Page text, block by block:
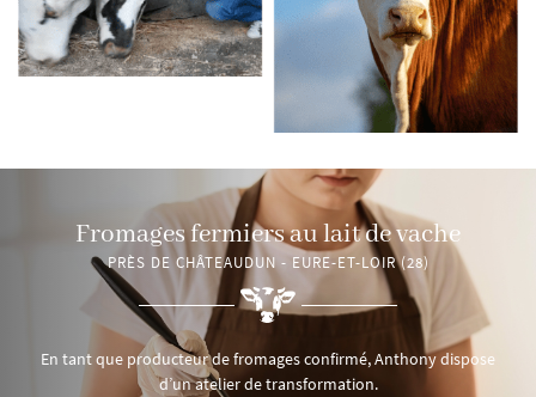
Fromages fermiers au lait de vache
PRÈS DE CHÂTEAUDUN - EURE-ET-LOIR (28)
En tant que producteur de fromages confirmé, Anthony dispose
d’un atelier de transformation.